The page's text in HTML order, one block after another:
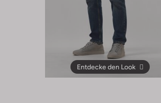
Entdecke den Look